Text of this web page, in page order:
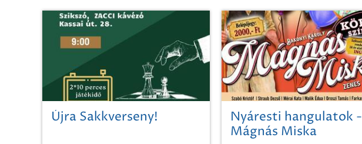
Újra Sakkverseny!
Nyáresti hangulatok -
Mágnás Miska